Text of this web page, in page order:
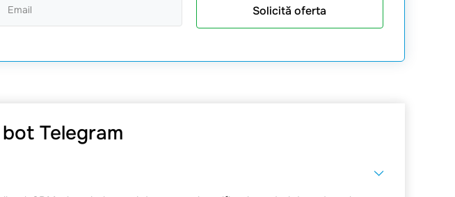
Solicită oferta
Telegram